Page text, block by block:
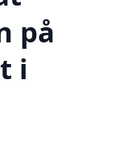
på
i